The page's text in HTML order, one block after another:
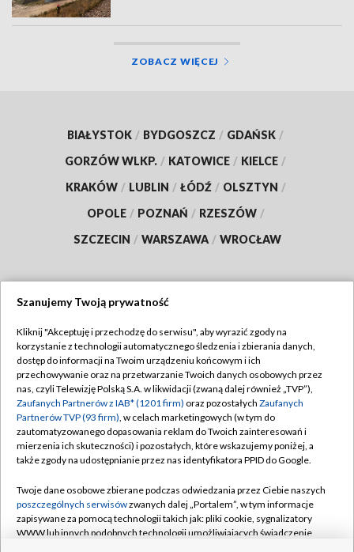
ZOBACZ WIĘCEJ
BIAŁYSTOK / BYDGOSZCZ / GDAŃSK /
GORZÓW WLKP. / KATOWICE / KIELCE /
KRAKÓW / LUBLIN / ŁÓDŹ / OLSZTYN /
OPOLE / POZNAŃ / RZESZÓW /
SZCZECIN / WARSZAWA / WROCŁAW
TVP
Abonament TVP
Emisja w TVP
Centrum informacji TVP
Naziemna Telewizja Cyfrowa
Rada Programowa
System NOS
Regulamin TVP
Polityka prywatności
Moje zgody
Pomoc
Kontakt
Szanujemy Twoją prywatność
Kliknij "Akceptuję i przechodzę do serwisu", aby wyrazić zgody na
korzystanie z technologii automatycznego śledzenia i zbierania danych,
dostęp do informacji na Twoim urządzeniu końcowym i ich
przechowywanie oraz na przetwarzanie Twoich danych osobowych przez
nas, czyli Telewizję Polską S.A. w likwidacji (zwaną dalej również „TVP”),
Zaufanych Partnerów z IAB* (1201 firm) oraz pozostałych Zaufanych
Partnerów TVP (93 firm), w celach marketingowych (w tym do
zautomatyzowanego dopasowania reklam do Twoich zainteresowań i
mierzenia ich skuteczności) i pozostałych, które wskazujemy poniżej, a
także zgody na udostępnianie przez nas identyfikatora PPID do Google.
Twoje dane osobowe zbierane podczas odwiedzania przez Ciebie naszych
poszczególnych serwisówzwanych dalej „Portalem”, w tym informacje
zapisywane za pomocą technologii takich jak: pliki cookie, sygnalizatory
WWW lub innych podobnych technologii umożliwiających świadczenie